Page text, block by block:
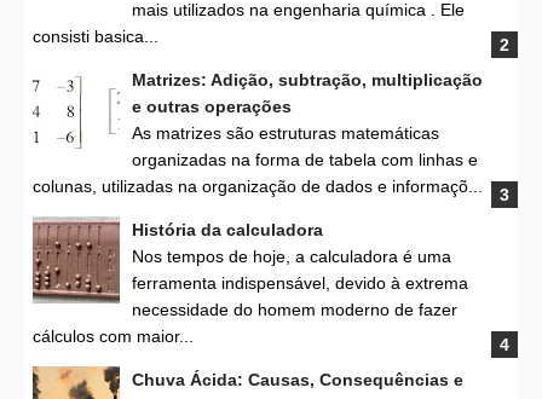
mais utilizados na engenharia química . Ele
consisti basica...
Matrizes: Adição, subtração, multiplicação
e outras operações
As matrizes são estruturas matemáticas
organizadas na forma de tabela com linhas e
colunas, utilizadas na organização de dados e informaçõ...
História da calculadora
Nos tempos de hoje, a calculadora é uma
ferramenta indispensável, devido à extrema
necessidade do homem moderno de fazer
cálculos com maior...
Chuva Ácida: Causas, Consequências e